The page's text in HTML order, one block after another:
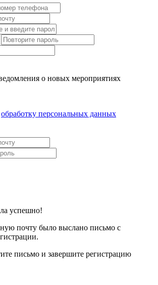
о новых мероприятиях
обработку персональных данных
успешно!
почту было выслано письмо с
письмо и завершите регистрацию